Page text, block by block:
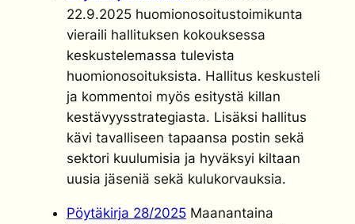
22.9.2025 huomionosoitustoimikunta
vieraili hallituksen kokouksessa
keskustelemassa tulevista
huomionosoituksista. Hallitus keskusteli
ja kommentoi myös esitystä killan
kestävyysstrategiasta. Lisäksi hallitus
kävi tavalliseen tapaansa postin sekä
sektori kuulumisia ja hyväksyi kiltaan
uusia jäseniä sekä kulukorvauksia.
Pöytäkirja 28/2025Maanantaina